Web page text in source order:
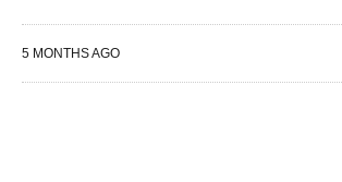
5 MONTHS AGO